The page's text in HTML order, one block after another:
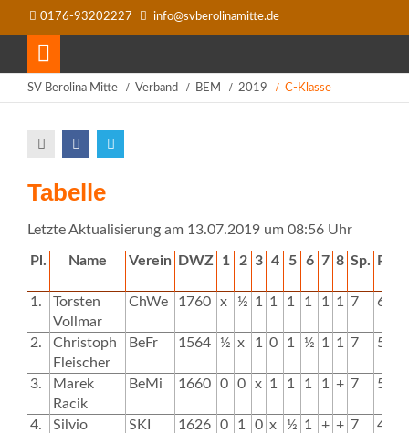
0176-93202227 info@svberolinamitte.de
SV Berolina Mitte Verband BEM 2019 C-Klasse
Tabelle
Letzte Aktualisierung am 13.07.2019 um 08:56 Uhr
Pl. Name Verein DWZ 1 2 3 4 5 6 7 8 Sp. Pkt.
1.
Torsten
Vollmar
ChWe 1760 x ½ 1 1 1 1 1 1 7 6.5
2.
Christoph
Fleischer
BeFr 1564 ½ x 1 0 1 ½ 1 1 7 5.0
3.
Marek
Racik
BeMi 1660 0 0 x 1 1 1 1 + 7 5.0
4.
Silvio
SKI 1626 0 1 0 x ½ 1 + + 7 4.5